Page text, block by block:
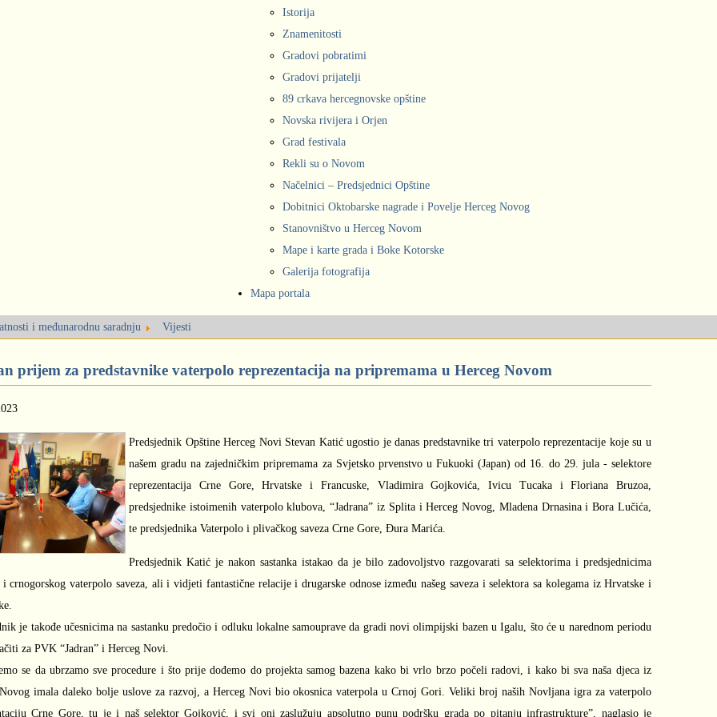
Istorija
Znamenitosti
Gradovi pobratimi
Gradovi prijatelji
89 crkava hercegnovske opštine
Novska rivijera i Orjen
Grad festivala
Rekli su o Novom
Načelnici – Predsjednici Opštine
Dobitnici Oktobarske nagrade i Povelje Herceg Novog
Stanovništvo u Herceg Novom
Mape i karte grada i Boke Kotorske
Galerija fotografija
Mapa portala
i međunarodnu saradnju Vijesti
prijem za predstavnike vaterpolo reprezentacija na pripremama u Herceg Novom
Predsjednik Opštine Herceg Novi Stevan Katić ugostio je danas predstavnike tri vaterpolo reprezentacije koje su u
našem gradu na zajedničkim pripremama za Svjetsko prvenstvo u Fukuoki (Japan) od 16. do 29. jula - selektore
reprezentacija Crne Gore, Hrvatske i Francuske, Vladimira Gojkovića, Ivicu Tucaka i Floriana Bruzoa,
predsjednike istoimenih vaterpolo klubova, “Jadrana” iz Splita i Herceg Novog, Mladena Drnasina i Bora Lučića,
te predsjednika Vaterpolo i plivačkog saveza Crne Gore, Đura Marića.
Predsjednik Katić je nakon sastanka istakao da je bilo zadovoljstvo razgovarati sa selektorima i predsjednicima
crnogorskog vaterpolo saveza, ali i vidjeti fantastične relacije i drugarske odnose između našeg saveza i selektora sa kolegama iz Hrvatske i
je takođe učesnicima na sastanku predočio i odluku lokalne samouprave da gradi novi olimpijski bazen u Igalu, što će u narednom periodu
za PVK “Jadran” i Herceg Novi.
se da ubrzamo sve procedure i što prije dođemo do projekta samog bazena kako bi vrlo brzo počeli radovi, i kako bi sva naša djeca iz
imala daleko bolje uslove za razvoj, a Herceg Novi bio okosnica vaterpola u Crnoj Gori. Veliki broj naših Novljana igra za vaterpolo
Crne Gore, tu je i naš selektor Gojković, i svi oni zaslužuju apsolutno punu podršku grada po pitanju infrastrukture”, naglasio je